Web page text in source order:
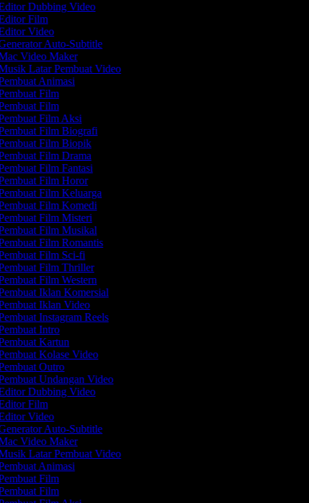
Dubbing Video
Film
Video
Auto-Subtitle
Video Maker
Latar Pembuat Video
Animasi
Film
Film
Film Aksi
Film Biografi
Film Biopik
Film Drama
Film Fantasi
Film Horor
Film Keluarga
Film Komedi
Film Misteri
Film Musikal
Film Romantis
Film Sci-fi
Film Thriller
Film Western
Iklan Komersial
Iklan Video
Instagram Reels
Intro
Kartun
Kolase Video
Outro
Undangan Video
Dubbing Video
Film
Video
Auto-Subtitle
Video Maker
Latar Pembuat Video
Animasi
Film
Film